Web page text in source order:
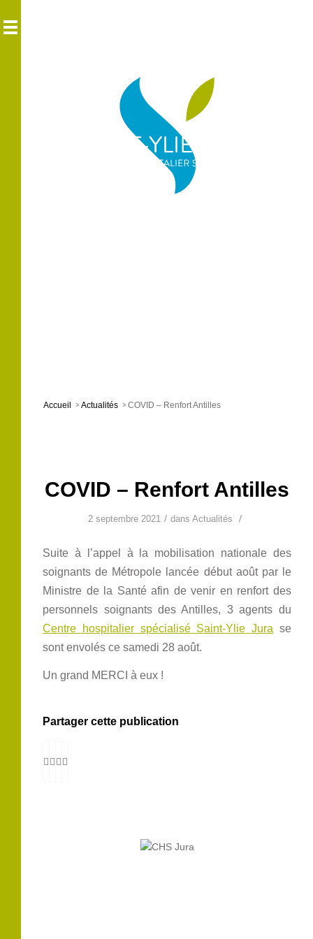
Accueil > Actualités > COVID – Renfort Antilles
COVID – Renfort Antilles
2 septembre 2021 / dansActualités /
Suite à l’appel à la mobilisation nationale des
soignants de Métropole lancée début août par le
Ministre de la Santé afin de venir en renfort des
personnels soignants des Antilles, 3 agents du
Centre hospitalier spécialisé Saint-Ylie Jura se
sont envolés ce samedi 28 août.
Un grand MERCI à eux !
Partager cette publication